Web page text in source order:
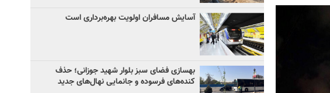
آسایش مسافران اولویت بهره‌برداری است
بهسازی فضای سبز بلوار شهید جوزانی؛ حذف
کنده‌های فرسوده و جانمایی نهال‌های جدید